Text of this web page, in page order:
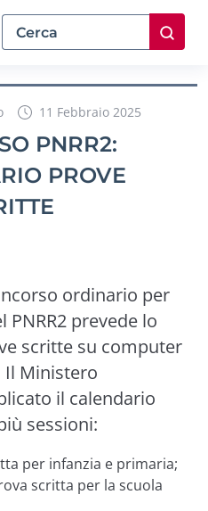
11 Febbraio 2025
PNRR2:
PROVE
ordinario per
prevede lo
scritte su computer
Il Ministero
il calendario
sessioni:
per infanzia e primaria;
scritta per la scuola